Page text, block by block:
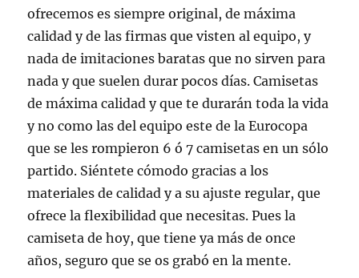
ofrecemos es siempre original, de máxima
calidad y de las firmas que visten al equipo, y
nada de imitaciones baratas que no sirven para
nada y que suelen durar pocos días. Camisetas
de máxima calidad y que te durarán toda la vida
y no como las del equipo este de la Eurocopa
que se les rompieron 6 ó 7 camisetas en un sólo
partido. Siéntete cómodo gracias a los
materiales de calidad y a su ajuste regular, que
ofrece la flexibilidad que necesitas. Pues la
camiseta de hoy, que tiene ya más de once
años, seguro que se os grabó en la mente.